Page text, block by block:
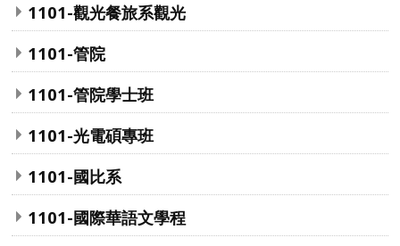
1101-觀光餐旅系觀光
1101-管院
1101-管院學士班
1101-光電碩專班
1101-國比系
1101-國際華語文學程